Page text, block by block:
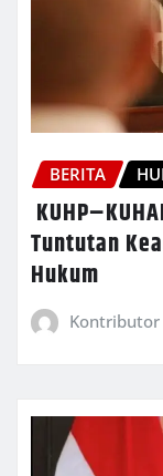
BERITA
Tuntutan
Hukum
Kontributor